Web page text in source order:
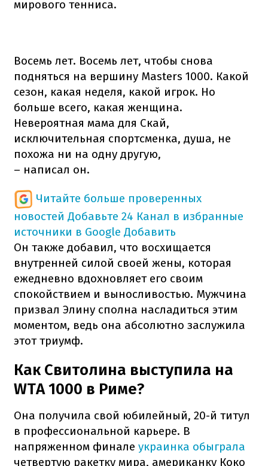
мирового тенниса.
Восемь лет. Восемь лет, чтобы снова
подняться на вершину Masters 1000. Какой
сезон, какая неделя, какой игрок. Но
больше всего, какая женщина.
Невероятная мама для Скай,
исключительная спортсменка, душа, не
похожа ни на одну другую,
– написал он.
Читайте больше проверенных
новостей Добавьте 24 Канал в избранные
источники в Google Добавить
Он также добавил, что восхищается
внутренней силой своей жены, которая
ежедневно вдохновляет его своим
спокойствием и выносливостью. Мужчина
призвал Элину сполна насладиться этим
моментом, ведь она абсолютно заслужила
этот триумф.
Как Свитолина выступила на
WTA 1000 в Риме?
Она получила свой юбилейный, 20-й титул
в профессиональной карьере. В
напряженном финале украинка обыграла
четвертую ракетку мира, американку Коко